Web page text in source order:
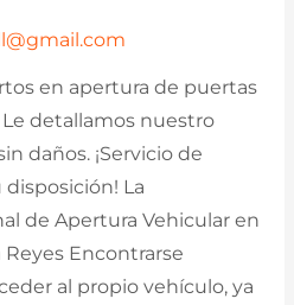
en apertura de puertas
detallamos nuestro
daños. ¡Servicio de
disposición! La
de Apertura Vehicular en
Reyes Encontrarse
al propio vehículo, ya